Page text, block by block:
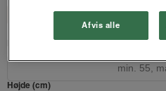
Design dit gardin
Bredde (cm)
Højde (cm)
Afvis alle